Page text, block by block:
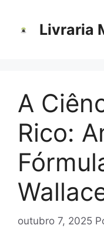
Livraria
A
Rico:
outubro 7, 2025